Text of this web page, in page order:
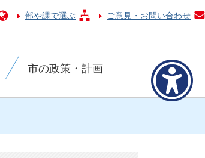
部や課で選ぶ ご意見・お問い合わせ
市の政策・計画